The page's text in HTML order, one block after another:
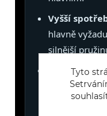
Vyšší
hlavně
silnější
Specifické
je třeba
vybrat
Tyto